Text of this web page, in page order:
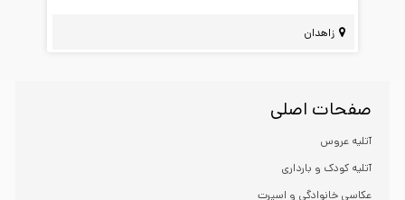
زاهدان
صفحات اصلی
آتلیه عروس
آتلیه کودک و بارداری
عکاسی خانوادگی و اسپرت